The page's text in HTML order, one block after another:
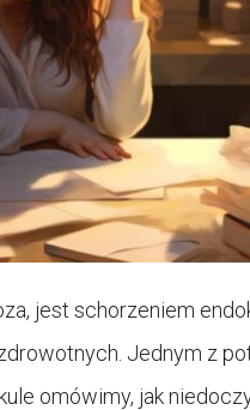
jest schorzeniem
Jednym z
omówimy, jak